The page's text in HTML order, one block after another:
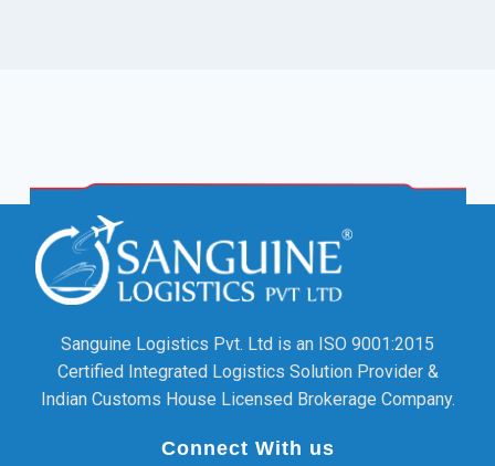
Sanguine Logistics Pvt. Ltd is an ISO 9001:2015
Certified Integrated Logistics Solution Provider &
Indian Customs House Licensed Brokerage Company.
Connect With us